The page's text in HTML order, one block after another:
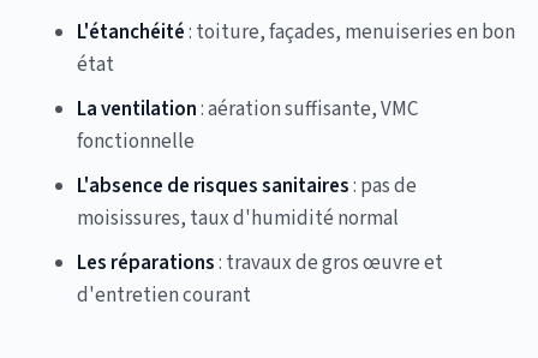
L'étanchéité: toiture, façades, menuiseries en bon
état
La ventilation: aération suffisante, VMC
fonctionnelle
L'absence de risques sanitaires: pas de
moisissures, taux d'humidité normal
Les réparations: travaux de gros œuvre et
d'entretien courant